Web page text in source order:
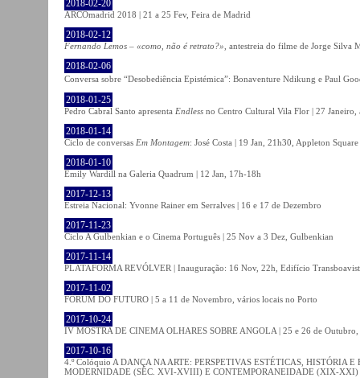
2018-02-20
ARCOmadrid 2018 | 21 a 25 Fev, Feira de Madrid
2018-02-12
Fernando Lemos – «como, não é retrato?» , antestreia do filme de Jorge Silva
2018-02-06
Conversa sobre “Desobediência Epistémica”: Bonaventure Ndikung e Paul
2018-01-25
Pedro Cabral Santo apresenta Endless no Centro Cultural Vila Flor | 27 Janeiro,
2018-01-14
Ciclo de conversas Em Montagem: José Costa | 19 Jan, 21h30, Appleton Square
2018-01-10
Emily Wardill na Galeria Quadrum | 12 Jan, 17h-18h
2017-12-13
Estreia Nacional: Yvonne Rainer em Serralves | 16 e 17 de Dezembro
2017-11-23
Ciclo A Gulbenkian e o Cinema Português | 25 Nov a 3 Dez, Gulbenkian
2017-11-14
PLATAFORMA REVÓLVER | Inauguração: 16 Nov, 22h, Edifício
2017-11-02
FÓRUM DO FUTURO | 5 a 11 de Novembro, vários locais no Porto
2017-10-24
IV MOSTRA DE CINEMA OLHARES SOBRE ANGOLA | 25 e 26 de
2017-10-16
4.º Colóquio A DANÇA NA ARTE: PERSPETIVAS ESTÉTICAS, HISTÓRIA
MODERNIDADE (SÉC. XVI-XVIII) E CONTEMPORANEIDADE (XIX-XXI)